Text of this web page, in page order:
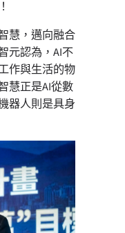
慧，邁向融合
元認為，AI不
作與生活的物
慧正是AI從數
器人則是具身